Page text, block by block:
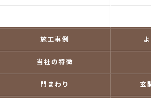
施工事例
当社の特徴
門まわり 玄